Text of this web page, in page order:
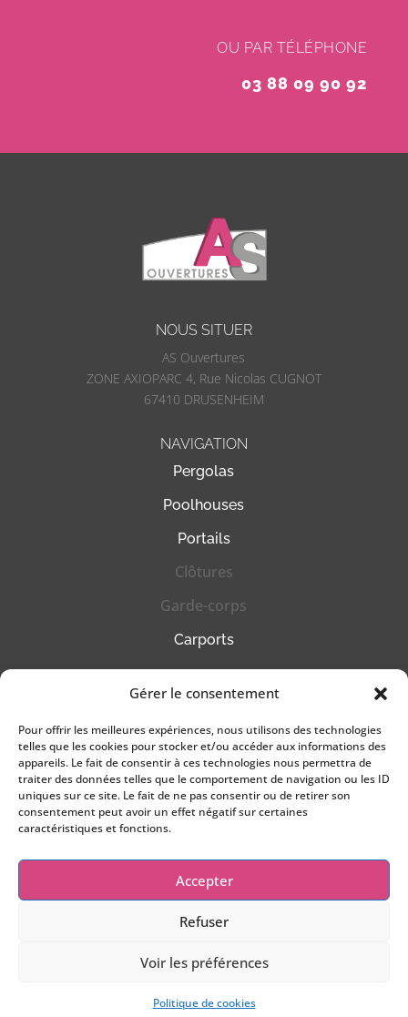
Gérer le consentement
Pour offrir les meilleures expériences, nous utilisons des technologies
telles que les cookies pour stocker et/ou accéder aux informations des
appareils. Le fait de consentir à ces technologies nous permettra de
traiter des données telles que le comportement de navigation ou les ID
uniques sur ce site. Le fait de ne pas consentir ou de retirer son
consentement peut avoir un effet négatif sur certaines
caractéristiques et fonctions.
Accepter
Refuser
Voir les préférences
Politique de cookies
OU PAR TÉLÉPHONE
03 88 09 90 92
NOUS SITUER
AS Ouvertures
ZONE AXIOPARC 4, Rue Nicolas CUGNOT
67410 DRUSENHEIM
NAVIGATION
Pergolas
Poolhouses
Portails
Clôtures
Garde-corps
Carports
HORAIRES
09h00 – 12h00
14h00 – 18h00
le SAMEDI sur RENDEZ-VOUS
NOUS CONTACTER
03 88 099 092
Conception : ART MARKETING